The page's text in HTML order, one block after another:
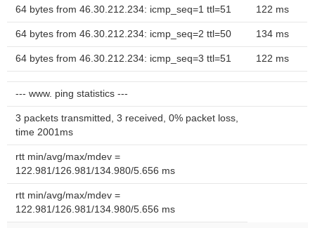
64 bytes from 46.30.212.234: icmp_seq=1 ttl=51 122 ms
64 bytes from 46.30.212.234: icmp_seq=2 ttl=50 134 ms
64 bytes from 46.30.212.234: icmp_seq=3 ttl=51 122 ms
--- www. ping statistics ---
3 packets transmitted, 3 received, 0% packet loss,
time 2001ms
rtt min/avg/max/mdev =
122.981/126.981/134.980/5.656 ms
rtt min/avg/max/mdev =
122.981/126.981/134.980/5.656 ms